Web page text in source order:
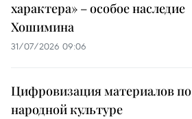
характера» – особое наследие
Хошимина
31/07/2026 09:06
Цифровизация материалов по
народной культуре